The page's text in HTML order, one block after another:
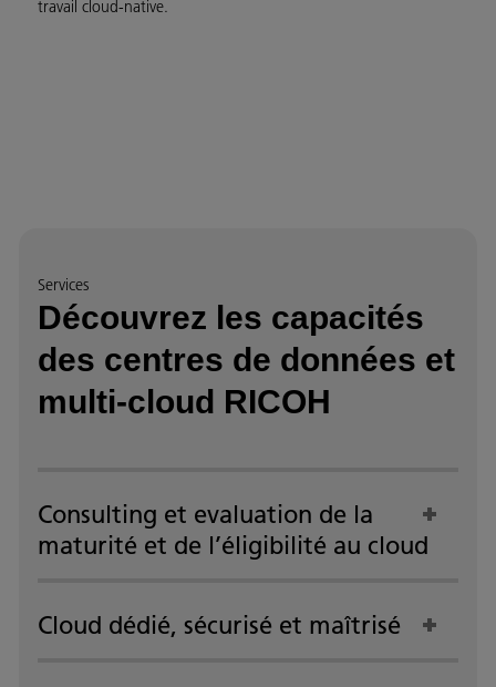
travail cloud‑native.
Services
Découvrez les capacités
des centres de données et
multi-cloud RICOH
Consulting et evaluation de la
maturité et de l’éligibilité au cloud
Cloud dédié, sécurisé et maîtrisé